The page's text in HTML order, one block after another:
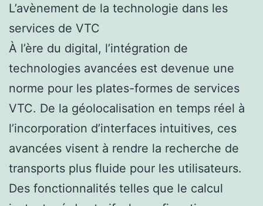
L’avènement de la technologie dans les
services de VTC
À l’ère du digital, l’intégration de
technologies avancées est devenue une
norme pour les plates-formes de services
VTC. De la géolocalisation en temps réel à
l’incorporation d’interfaces intuitives, ces
avancées visent à rendre la recherche de
transports plus fluide pour les utilisateurs.
Des fonctionnalités telles que le calcul